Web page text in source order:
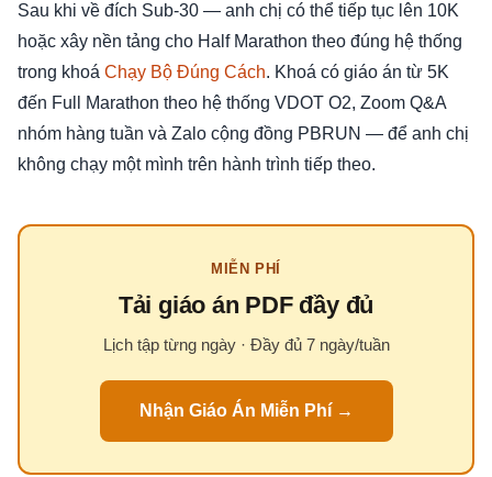
Sau khi về đích Sub-30 — anh chị có thể tiếp tục lên 10K
hoặc xây nền tảng cho Half Marathon theo đúng hệ thống
trong khoá Chạy Bộ Đúng Cách. Khoá có giáo án từ 5K
đến Full Marathon theo hệ thống VDOT O2, Zoom Q&A
nhóm hàng tuần và Zalo cộng đồng PBRUN — để anh chị
không chạy một mình trên hành trình tiếp theo.
MIỄN PHÍ
Tải giáo án PDF đầy đủ
Lịch tập từng ngày · Đầy đủ 7 ngày/tuần
Nhận Giáo Án Miễn Phí →